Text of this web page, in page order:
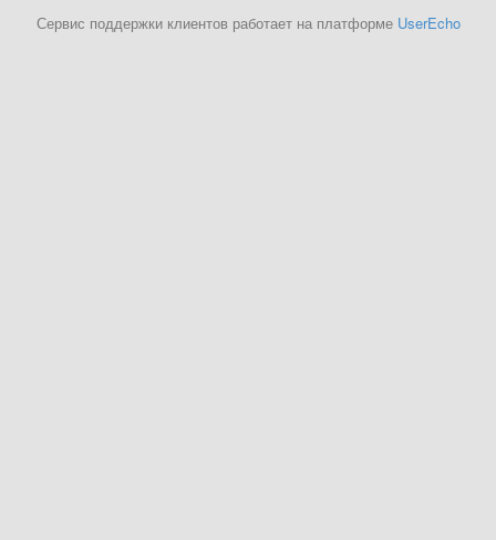
Сервис поддержки клиентов работает на платформе UserEcho